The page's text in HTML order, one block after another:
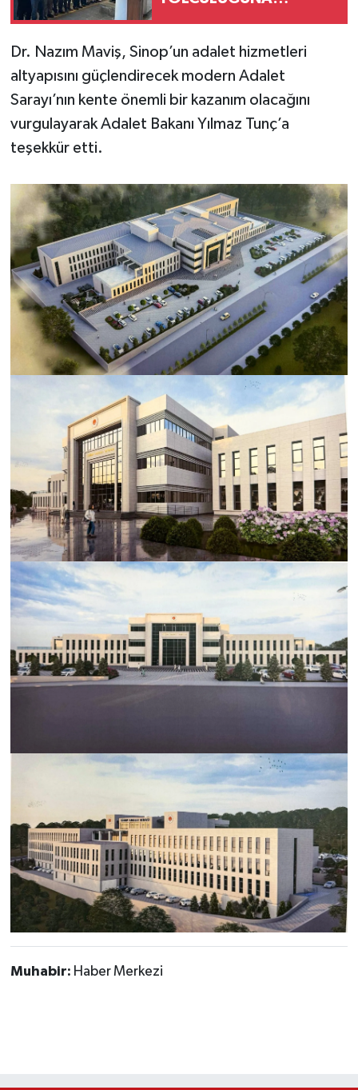
Dr. Nazım Maviş, Sinop’un adalet hizmetleri
altyapısını güçlendirecek modern Adalet
Sarayı’nın kente önemli bir kazanım olacağını
vurgulayarak Adalet Bakanı Yılmaz Tunç’a
teşekkür etti.
Muhabir: Haber Merkezi